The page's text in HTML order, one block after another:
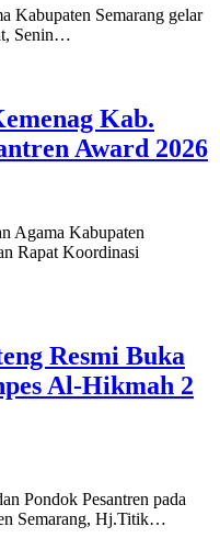
Kabupaten Semarang gelar
Senin…
Kab.
Award 2026
Agama Kabupaten
Rapat Koordinasi
Resmi Buka
Al-Hikmah 2
Pondok Pesantren pada
Semarang, Hj.Titik…